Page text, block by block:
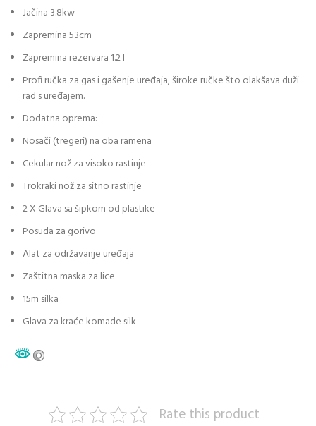
Jačina 3.8kw
Zapremina 53cm
Zapremina rezervara 1.2 l
Profi ručka za gas i gašenje uređaja, široke ručke što olakšava duži
rad s uređajem.
Dodatna oprema:
Nosači (tregeri) na oba ramena
Cekular nož za visoko rastinje
Trokraki nož za sitno rastinje
2 X Glava sa šipkom od plastike
Posuda za gorivo
Alat za održavanje uređaja
Zaštitna maska za lice
15m silka
Glava za kraće komade silk
Rate this product